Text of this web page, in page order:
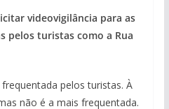
videovigilância para as
pelos turistas como a Rua
pelos turistas. À
não é a mais frequentada.